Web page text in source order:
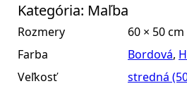
Kategória: Maľba
Rozmery
60 × 50 cm
Farba
Bordová,
Veľkosť
stredná